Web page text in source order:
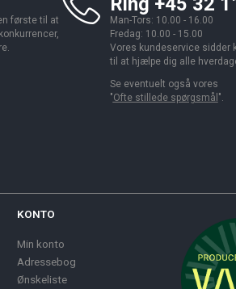
første til at
Man-Tors: 10.00 - 16.00
Fredag: 10.00 - 15.00
Vores kundeservice sidder
til at hjælpe dig alle
Se eventuelt også vores
"Ofte stillede spørgsmål ".
KONTO
Min konto
Adressebog
Ønskeliste